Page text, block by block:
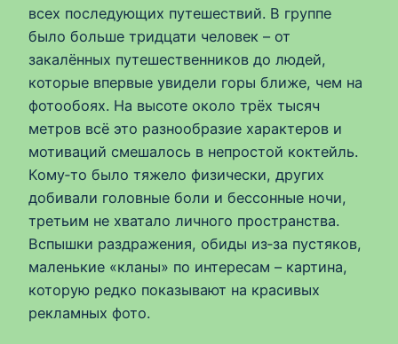
всех последующих путешествий. В группе
было больше тридцати человек – от
закалённых путешественников до людей,
которые впервые увидели горы ближе, чем на
фотообоях. На высоте около трёх тысяч
метров всё это разнообразие характеров и
мотиваций смешалось в непростой коктейль.
Кому‑то было тяжело физически, других
добивали головные боли и бессонные ночи,
третьим не хватало личного пространства.
Вспышки раздражения, обиды из‑за пустяков,
маленькие «кланы» по интересам – картина,
которую редко показывают на красивых
рекламных фото.